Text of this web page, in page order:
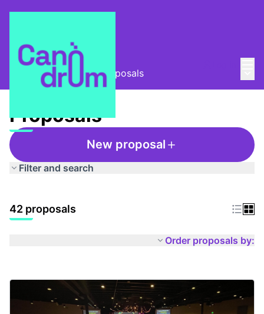
Taula Comunitària / Proposals
Proposals
New proposal
Filter and search
42 proposals
Order proposals by: